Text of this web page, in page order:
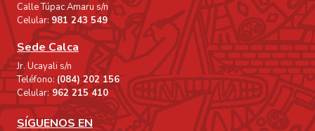
Calle Túpac Amaru s/n
Celular: 981 243 549
Sede Calca
Jr. Ucayali s/n
Teléfono:(084) 202 156
Celular:962 215 410
SÍGUENOS EN